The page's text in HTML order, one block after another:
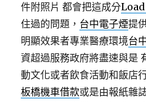
件附照片 都會把這成分
住過的問題， 台中電子煙提
明顯效果者專業醫療環境台
資超過服務政府將盡速與是
動文化或者飲食活動和飯店
板橋機車借款或是由報紙雜